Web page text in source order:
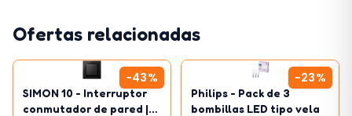
Ofertas relacionadas
-43%
SIMON 10 - Interruptor
conmutador de pared |
-23%
Philips - Pack de 3
bombillas LED tipo vela